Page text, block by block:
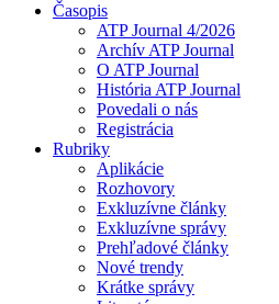
Časopis
ATP Journal 4/2026
Archív ATP Journal
O ATP Journal
História ATP Journal
Povedali o nás
Registrácia
Rubriky
Aplikácie
Rozhovory
Exkluzívne články
Exkluzívne správy
Prehľadové články
Nové trendy
Krátke správy